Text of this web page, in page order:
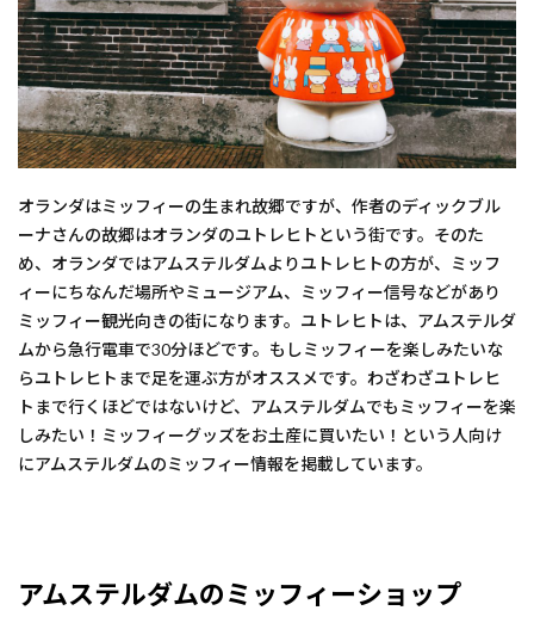
オランダはミッフィーの生まれ故郷ですが、作者のディックブル
ーナさんの故郷はオランダのユトレヒトという街です。そのた
め、オランダではアムステルダムよりユトレヒトの方が、ミッフ
ィーにちなんだ場所やミュージアム、ミッフィー信号などがあり
ミッフィー観光向きの街になります。ユトレヒトは、アムステルダ
ムから急行電車で30分ほどです。もしミッフィーを楽しみたいな
らユトレヒトまで足を運ぶ方がオススメです。わざわざユトレヒ
トまで行くほどではないけど、アムステルダムでもミッフィーを楽
しみたい！ミッフィーグッズをお土産に買いたい！という人向け
にアムステルダムのミッフィー情報を掲載しています。
アムステルダムのミッフィーショップ